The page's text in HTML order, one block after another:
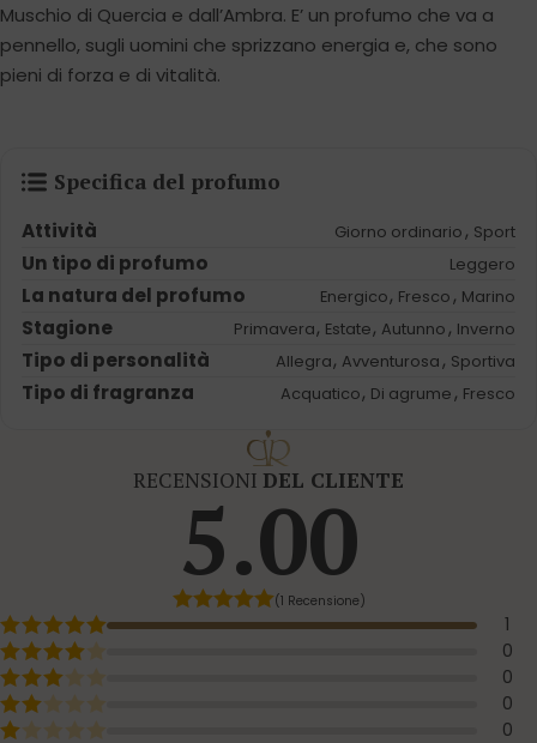
Muschio di Quercia e dall’Ambra. E’ un profumo che va a
pennello, sugli uomini che sprizzano energia e, che sono
pieni di forza e di vitalità.
Specifica del profumo
Attività Giorno ordinario , Sport
Un tipo di profumo Leggero
La natura del profumo Energico, Fresco , Marino
Stagione Primavera, Estate, Autunno , Inverno
Tipo di personalità Allegra, Avventurosa , Sportiva
Tipo di fragranza Acquatico, Di agrume , Fresco
RECENSIONI DEL CLIENTE
5.00
(1 Recensione)
1
0
0
0
0